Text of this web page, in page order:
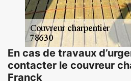
En cas de travaux
contacter le couvreur
Franck